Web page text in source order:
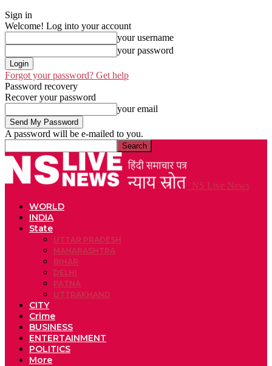
Sign in
Welcome! Log into your account
your username
your password
Forgot your password? Get help
Password recovery
Recover your password
your email
A password will be e-mailed to you.
NS Live News
WORLD
INDIA
State
UTTAR PRADESH
MAHARASHTRA
BIHAR
DELHI
PATNA
UTTRAKHAND
CITY
Crime
BUSINESS
ENTERTAINMENT
POLITICS
More